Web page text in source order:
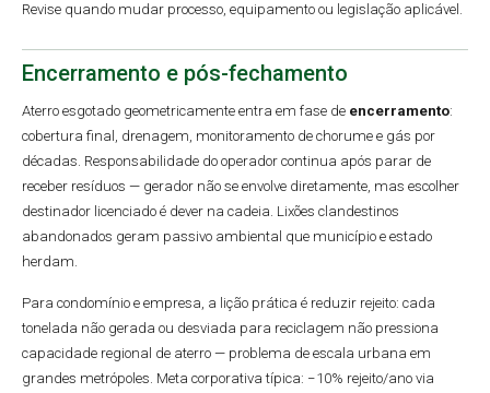
Revise quando mudar processo, equipamento ou legislação aplicável.
Encerramento e pós-fechamento
Aterro esgotado geometricamente entra em fase de encerramento:
cobertura final, drenagem, monitoramento de chorume e gás por
décadas. Responsabilidade do operador continua após parar de
receber resíduos — gerador não se envolve diretamente, mas escolher
destinador licenciado é dever na cadeia. Lixões clandestinos
abandonados geram passivo ambiental que município e estado
herdam.
Para condomínio e empresa, a lição prática é reduzir rejeito: cada
tonelada não gerada ou desviada para reciclagem não pressiona
capacidade regional de aterro — problema de escala urbana em
grandes metrópoles. Meta corporativa típica: −10% rejeito/ano via